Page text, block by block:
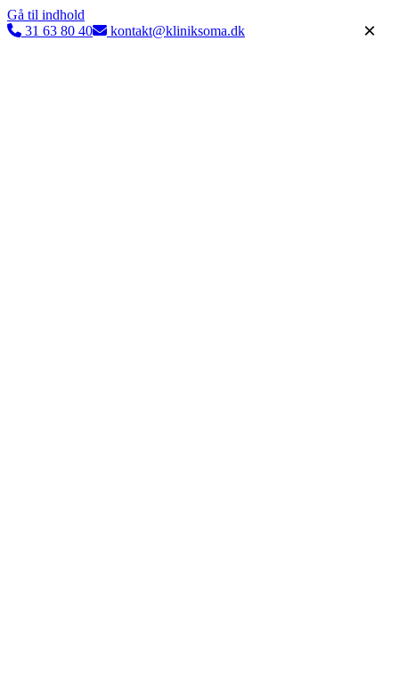
Gå til indhold
31 63 80 40
kontakt@kliniksoma.dk ×